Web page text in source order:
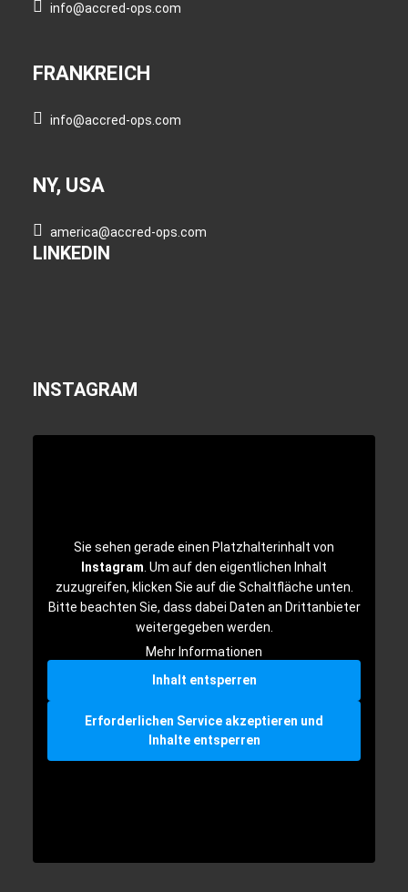
info@accred-ops.com
FRANKREICH
info@accred-ops.com
NY, USA
america@accred-ops.com
LINKEDIN
INSTAGRAM
Sie sehen gerade einen Platzhalterinhalt von
Instagram . Um auf den eigentlichen Inhalt
zuzugreifen, klicken Sie auf die Schaltfläche unten.
Bitte beachten Sie, dass dabei Daten an Drittanbieter
weitergegeben werden.
Mehr Informationen
Inhalt entsperren
Erforderlichen Service akzeptieren und
Inhalte entsperren